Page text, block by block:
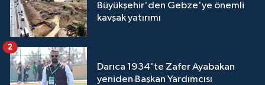
Büyükşehir'den Gebze'ye önemli
kavşak yatırımı
Darıca 1934'te Zafer Ayabakan
yeniden Başkan Yardımcısı
2